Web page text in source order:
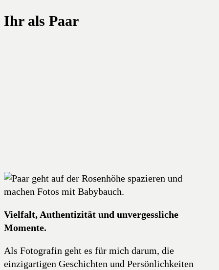
Ihr als Paar
Vielfalt, Authentizität und unvergessliche
Momente.
Als Fotografin geht es für mich darum, die
einzigartigen Geschichten und Persönlichkeiten